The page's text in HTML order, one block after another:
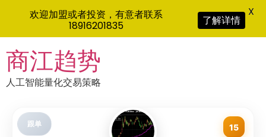
to
content
商江趋势
人工智能量化交易策略
跟单 15
欢迎加盟或者投资，有意者联系
18916201835
了解详情
X